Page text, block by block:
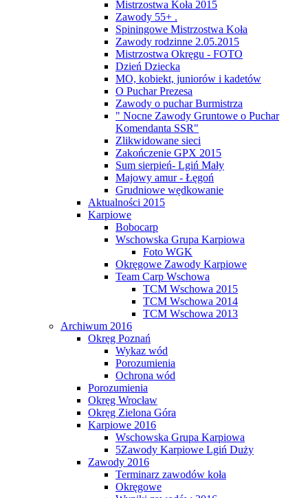
Mistrzostwa Koła 2015
Zawody 55+ .
Spiningowe Mistrzostwa Koła
Zawody rodzinne 2.05.2015
Mistrzostwa Okręgu - FOTO
Dzień Dziecka
MO, kobiekt, juniorów i kadetów
O Puchar Prezesa
Zawody o puchar Burmistrza
" Nocne Zawody Gruntowe o Puchar
Komendanta SSR"
Zlikwidowane sieci
Zakończenie GPX 2015
Sum sierpień- Lgiń Mały
Majowy amur - Łęgoń
Grudniowe wędkowanie
Aktualności 2015
Karpiowe
Bobocarp
Wschowska Grupa Karpiowa
Foto WGK
Okręgowe Zawody Karpiowe
Team Carp Wschowa
TCM Wschowa 2015
TCM Wschowa 2014
TCM Wschowa 2013
Archiwum 2016
Okręg Poznań
Wykaz wód
Porozumienia
Ochrona wód
Porozumienia
Okręg Wrocław
Okręg Zielona Góra
Karpiowe 2016
Wschowska Grupa Karpiowa
5Zawody Karpiowe Lgiń Duży
Zawody 2016
Terminarz zawodów koła
Okręgowe